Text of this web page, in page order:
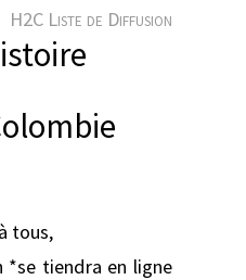
H2C Liste de Diffusion
tous,
*se tiendra en ligne